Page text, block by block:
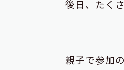
後日、たく
親子で参加